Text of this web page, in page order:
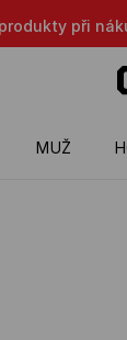
při
MUŽ